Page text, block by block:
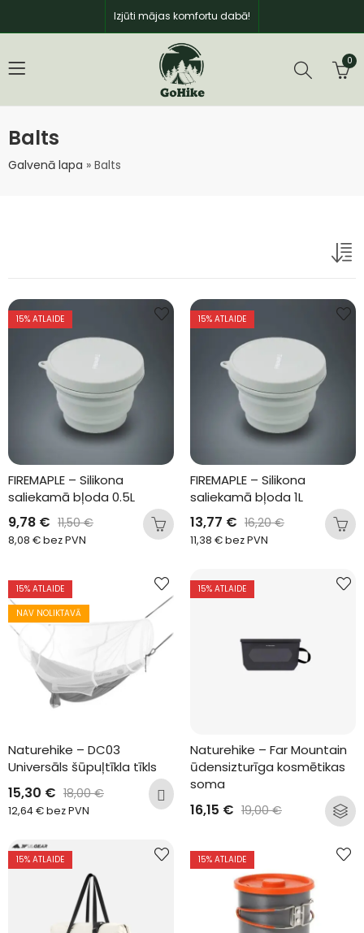
Izjūti mājas komfortu dabā!
0
Balts
Galvenā lapa » Balts
15% ATLAIDE
FIREMAPLE – Silikona
saliekamā bļoda 0.5L
9,78 € 11,50€
8,08 €bez PVN
15% ATLAIDE
FIREMAPLE – Silikona
saliekamā bļoda 1L
13,77 € 16,20€
11,38 €bez PVN
15% ATLAIDE
NAV NOLIKTAVĀ
Naturehike – DC03
Universāls šūpuļtīkla tīkls
15,30 € 18,00€
12,64€bez PVN
15% ATLAIDE
Naturehike – Far Mountain
ūdensizturīga kosmētikas
soma
16,15 € 19,00€
15% ATLAIDE 15% ATLAIDE